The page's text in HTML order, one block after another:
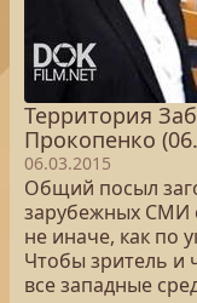
Территория
Прокопенко
06.03.2015
Общий посыл
зарубежных СМИ
не иначе, как по
Чтобы зритель и
все западные